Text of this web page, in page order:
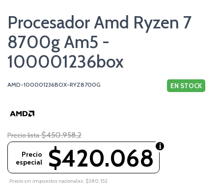
Procesador Amd Ryzen 7
8700g Am5 -
100001236box
AMD-100001236BOX-RYZ8700G EN STOCK
Precio lista $450.958,2
$420.068
Precio
especial
Precio sin impuestos nacionales: $380.152